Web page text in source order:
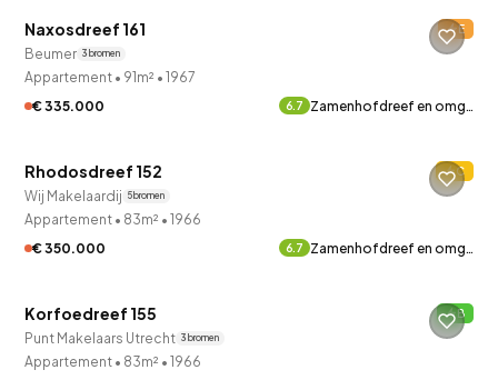
Naxosdreef 161 E
Beumer 3 bronnen
Appartement • 91m² • 1967
€ 335.000
6.7 Zamenhofdreef en omg…
Verkocht onder voorbehoud
QUICKLANE™
Rhodosdreef 152 C
Wij Makelaardij 5 bronnen
Appartement • 83m² • 1966
€ 350.000
6.7 Zamenhofdreef en omg…
QUICKLANE™
Korfoedreef 155 B
Punt Makelaars Utrecht 3 bronnen
Appartement • 83m² • 1966